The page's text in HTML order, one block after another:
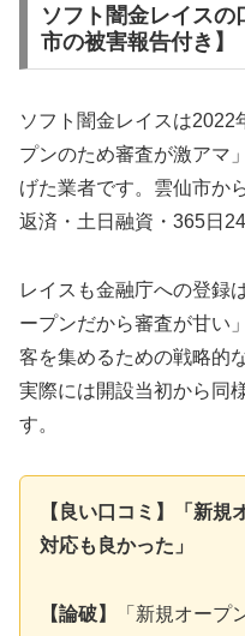
ソフト闇金レイスの
市の被害報告付き】
ソフト闇金レイスは2022
プンのため審査が激アマ
げた業者です。雲仙市か
返済・土日融資・365日
レイスも金融庁への登録
ープンだから審査が甘い
客を集めるための戦略的
実際には開設当初から同
す。
【良い口コミ】「新規
対応も良かった」
【論破】
「新規オープ